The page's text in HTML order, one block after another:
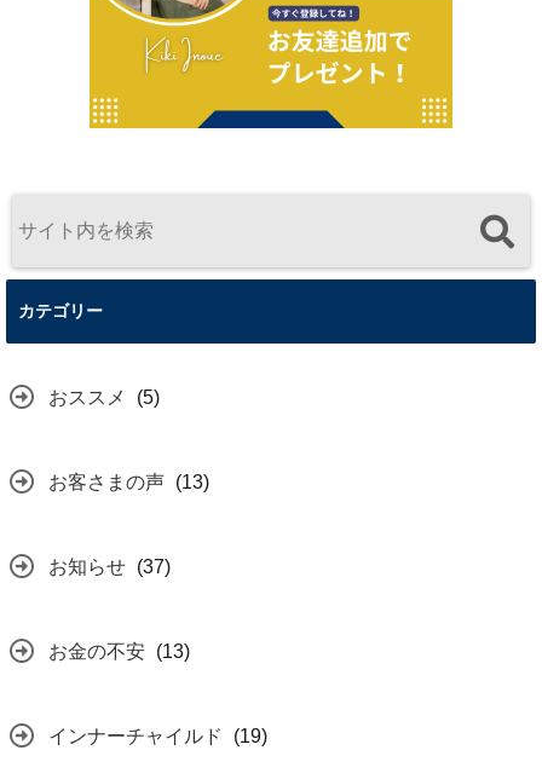
カテゴリー
おススメ (5)
お客さまの声 (13)
お知らせ (37)
お金の不安 (13)
インナーチャイルド (19)